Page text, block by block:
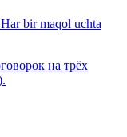
bir maqol uchta
на трёх